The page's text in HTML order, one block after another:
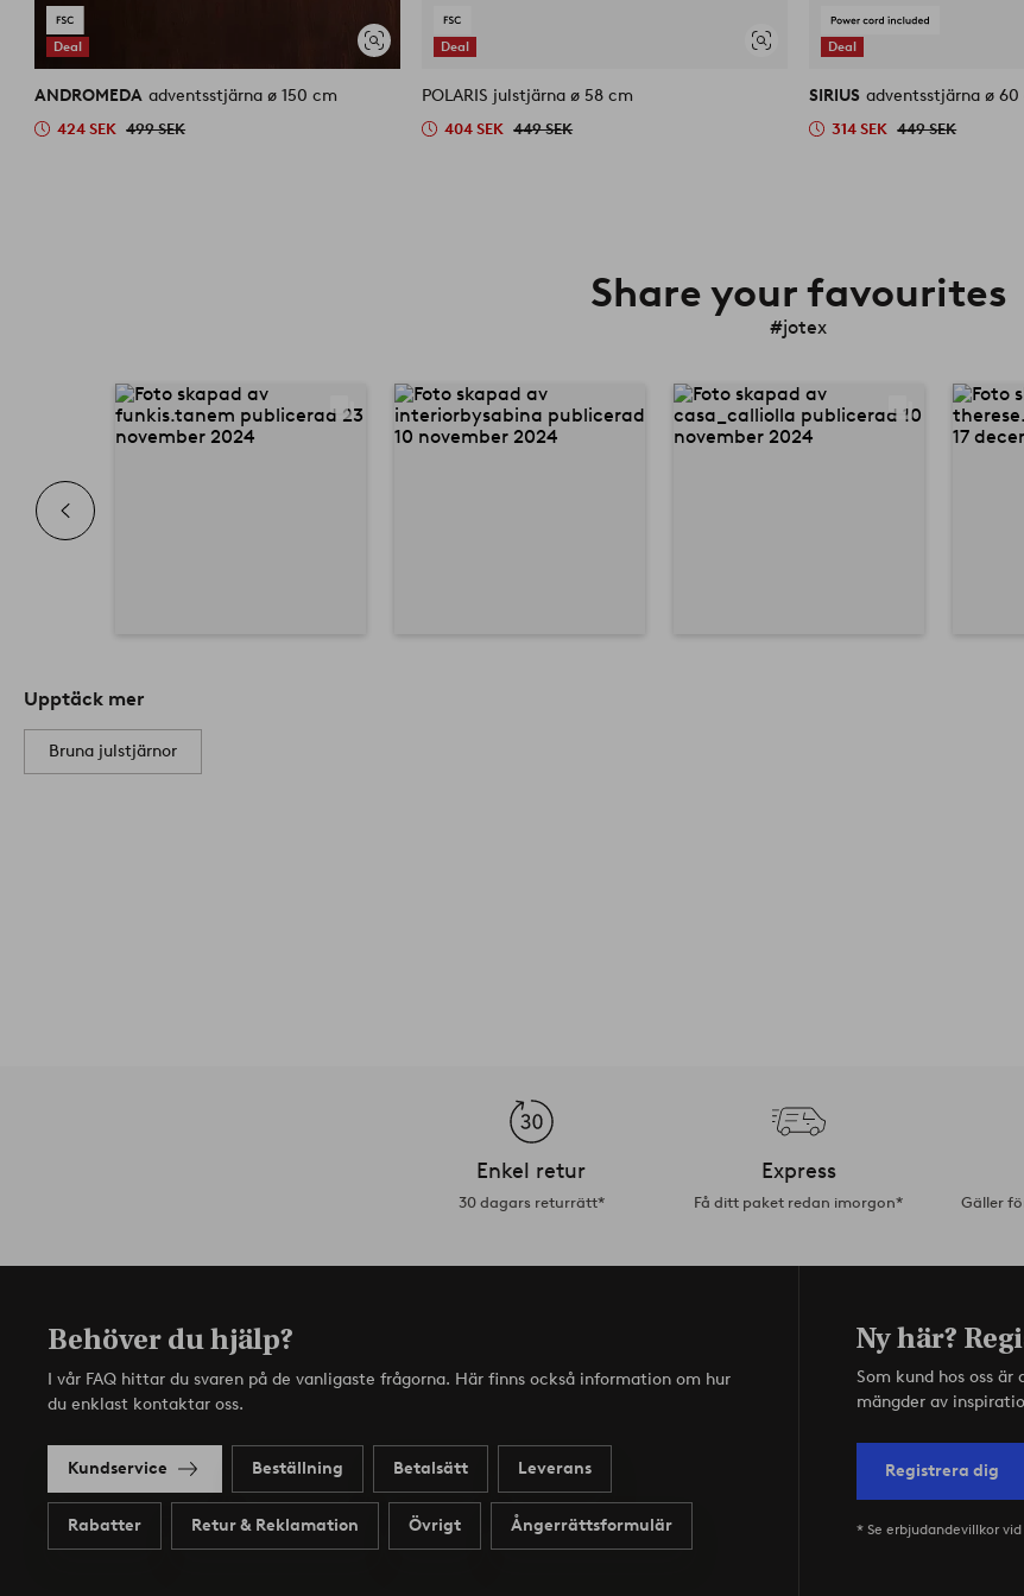
Deal
Visa
liknande
ANDROMEDA adventsstjärna ø 150 cm
424 SEK 499 SEK
Deal
Visa
POLARIS julstjärna ø 58 cm
404 SEK 449 SEK
Deal
SIRIUS adventsstjärna ø 60
314 SEK 449 SEK
Share your favourites
#jotex
Upptäck mer
Bruna julstjärnor
Enkel retur
30 dagars returrätt*
Express
Få ditt paket redan imorgon*
Gäller
Behöver du hjälp?
I vår FAQ hittar du svaren på de vanligaste frågorna. Här finns också information om hur
du enklast kontaktar oss.
Kundservice Beställning Betalsätt Leverans
Rabatter Retur & Reklamation Övrigt Ångerrättsformulär
Ny här?
Som kund hos oss
mängder av
Registrera dig
* Se erbjudandevillkor